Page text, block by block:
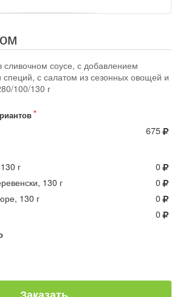
сливочном соусе, с добавлением
с салатом из сезонных овощей и
100/130 г
675
г
0
130 г
0
130 г
0
0